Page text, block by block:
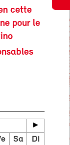
cette
pour le
Sa Di